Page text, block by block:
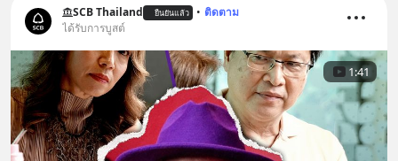
SCB Thailand ยืนยันแล้ว • ติดตาม
ได้รับการบูสต์
1:41